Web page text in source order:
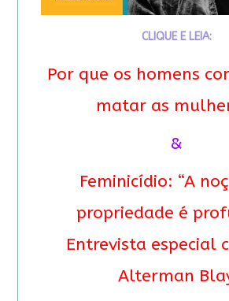
CLIQUE E LEIA:
Por que os homens
matar as
&
Feminicídio: “A
propriedade é
Entrevista especial
Alterman